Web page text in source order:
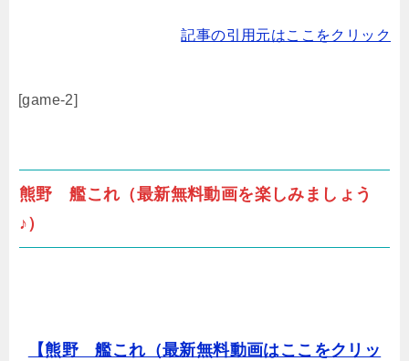
記事の引用元はここをクリック
[game-2]
熊野 艦これ（最新無料動画を楽しみましょう
♪）
【熊野 艦これ（最新無料動画はここをクリッ